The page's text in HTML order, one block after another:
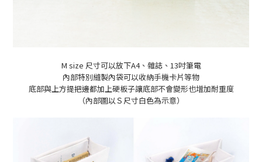
M size 尺寸可以放下A4、雜誌、13吋筆電
內部特別縫製內袋可以收納手機卡片等物
底部與上方提把邊都加上硬板子讓底部不會變形也增加耐重度
（內部圖以Ｓ尺寸白色為示意）